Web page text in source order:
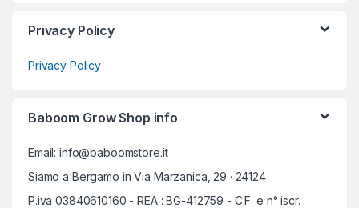
Privacy Policy
Privacy Policy
Baboom Grow Shop info
Email: info@baboomstore.it
Siamo a Bergamo in Via Marzanica, 29 · 24124
P.iva 03840610160 - REA : BG-412759 - C.F. e n° iscr.